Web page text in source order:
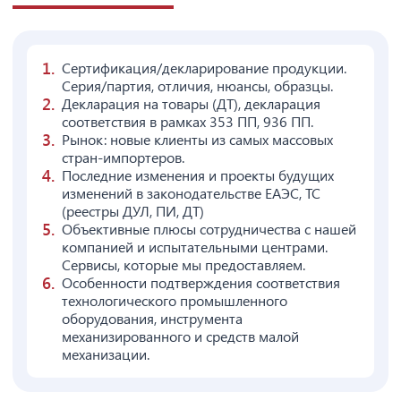
Сертификация/декларирование продукции.
Серия/партия, отличия, нюансы, образцы.
Декларация на товары (ДТ), декларация
соответствия в рамках 353 ПП, 936 ПП.
Рынок: новые клиенты из самых массовых
стран-импортеров.
Последние изменения и проекты будущих
изменений в законодательстве ЕАЭС, ТС
(реестры ДУЛ, ПИ, ДТ)
Объективные плюсы сотрудничества с нашей
компанией и испытательными центрами.
Сервисы, которые мы предоставляем.
Особенности подтверждения соответствия
технологического промышленного
оборудования, инструмента
механизированного и средств малой
механизации.